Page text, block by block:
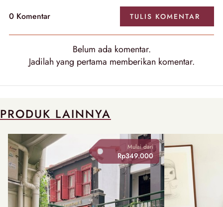
0 Komentar TULIS KOMENTAR
Belum ada komentar.
Jadilah yang pertama memberikan komentar.
PRODUK LAINNYA
Mulai dari
Rp349.000